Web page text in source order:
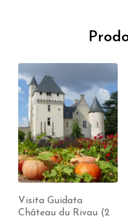
Visita Guidata
Château du Rivau (2